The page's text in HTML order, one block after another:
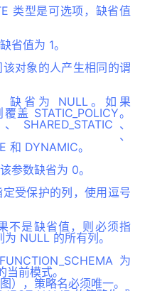
类型是可选项，缺省值
省值为 1。
对象的人产生相同的谓
缺省为 NULL。如果
盖 STATIC_POLICY。
、
、
和 DYNAMIC。
参数缺省为 0。
受保护的列，使用逗号
不是缺省值，则必须指
NULL 的所有列。
为
前模式。
），策略名必须唯一。